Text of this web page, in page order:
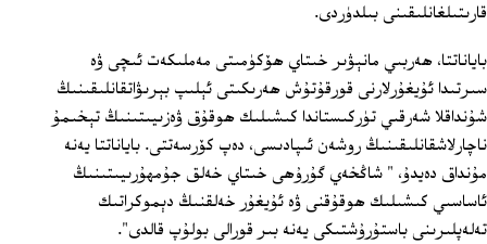
قارىتىلغانلىقىنى بىلدۈردى.
باياناتتا، ھەربىي مانېۋىر خىتاي ھۆكۈمىتى مەملىكەت ئىچى ۋە
سىرتىدا ئۇيغۇرلارنى قورقۇتۇش ھەرىكىتى ئېلىپ بېرىۋاتقانلىقىنىڭ
شۇنداقلا شەرقىي تۈركىستاندا كىشىلىك ھوقۇق ۋەزىيىتىنىڭ تېخىمۇ
ناچارلاشقانلىقىنىڭ روشەن ئىپادىسى، دەپ كۆرسەتتى. باياناتتا يەنە
مۇنداق دەيدۇ، " شاڭخەي گۇرۇھى خىتاي خەلق جۇمھۇرىيىتىنىڭ
ئاساسىي كىشىلىك ھوقۇقنى ۋە ئۇيغۇر خەلقنىڭ دېموكراتىك
تەلەپلىرىنى باستۇرۇشتىكى يەنە بىر قورالى بولۇپ قالدى".